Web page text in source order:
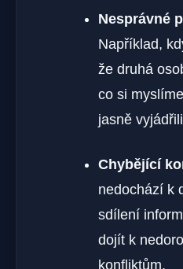
Nesprávné
Například,
že druhá
co si
jasně
Chybějící
nedochází k
sdílení
dojít k
konfliktům.